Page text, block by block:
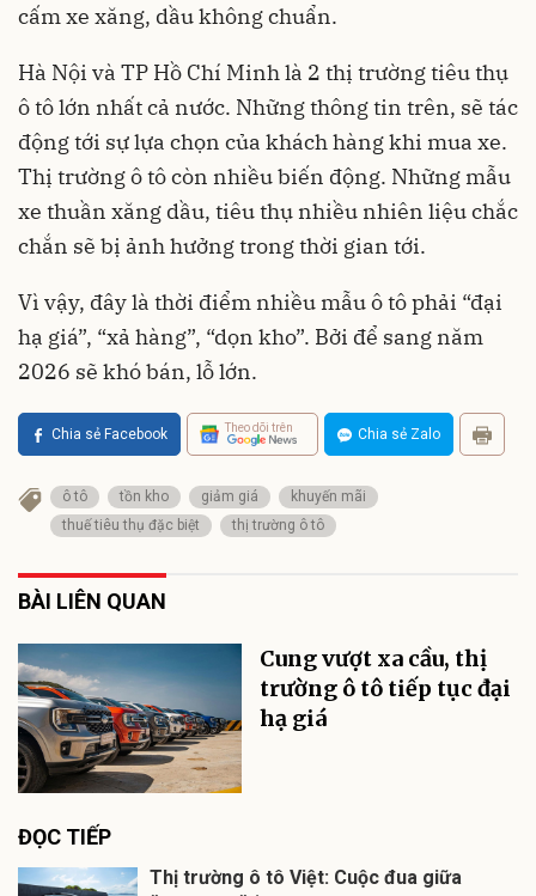
cấm xe xăng, dầu không chuẩn.
Hà Nội và TP Hồ Chí Minh là 2 thị trường tiêu thụ
ô tô lớn nhất cả nước. Những thông tin trên, sẽ tác
động tới sự lựa chọn của khách hàng khi mua xe.
Thị trường ô tô còn nhiều biến động. Những mẫu
xe thuần xăng dầu, tiêu thụ nhiều nhiên liệu chắc
chắn sẽ bị ảnh hưởng trong thời gian tới.
Vì vậy, đây là thời điểm nhiều mẫu ô tô phải “đại
hạ giá”, “xả hàng”, “dọn kho”. Bởi để sang năm
2026 sẽ khó bán, lỗ lớn.
Chia sẻ Facebook Theo dõi trên Chia sẻ Zalo
ô tô tồn kho giảm giá
khuyến mãi
thuế tiêu thụ đặc biệt
thị trường ô tô
BÀI LIÊN QUAN
Cung vượt xa cầu, thị
trường ô tô tiếp tục đại
hạ giá
ĐỌC TIẾP
Thị trường ô tô Việt: Cuộc đua giữa